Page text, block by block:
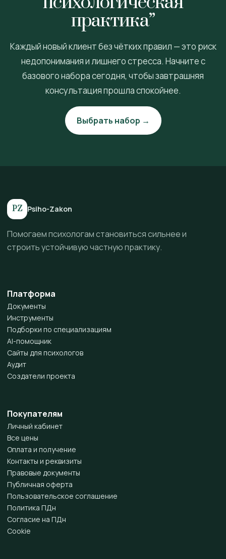
практика”
Каждый новый клиент без чётких правил — это риск
недопонимания и лишнего стресса. Начните с
базового набора сегодня, чтобы завтрашняя
консультация прошла спокойнее.
Выбрать набор →
PZ Psiho-Zakon
Помогаем психологам становиться сильнее и
строить устойчивую частную практику.
Платформа
Документы
Инструменты
Подборки по специализациям
AI-помощник
Сайты для психологов
Аудит
Создатели проекта
Покупателям
Личный кабинет
Все цены
Оплата и получение
Контакты и реквизиты
Правовые документы
Публичная оферта
Пользовательское соглашение
Политика ПДн
Согласие на ПДн
Cookie